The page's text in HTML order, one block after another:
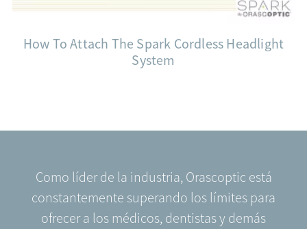
How To Attach The Spark Cordless Headlight
System
Como líder de la industria, Orascoptic está
constantemente superando los límites para
ofrecer a los médicos, dentistas y demás